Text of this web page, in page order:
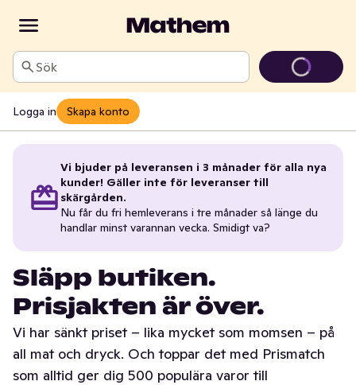
Sök
Logga in Skapa konto
Vi bjuder på leveransen i 3 månader för alla nya
kunder! Gäller inte för leveranser till
skärgården.
Nu får du fri hemleverans i tre månader så länge du
handlar minst varannan vecka. Smidigt va?
Släpp butiken.
Prisjakten är över.
Vi har sänkt priset – lika mycket som momsen – på
all mat och dryck. Och toppar det med Prismatch
som alltid ger dig 500 populära varor till